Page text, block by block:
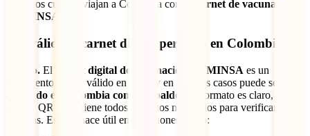
peruanos cuando viajan a Colombia con su
carnet de vacunación
del MINSA
¿Es válido el carnet digital peruano en Colombia?
Sí y no. El carnet digital de vacunación del MINSA es un
documento oficial válido en Perú, y en muchos casos puede ser
aceptado en Colombia como respaldo
. Su formato es claro, tiene
código QR y contiene todos los datos necesarios para verificar tus
vacunas. Esto lo hace útil en situaciones como: